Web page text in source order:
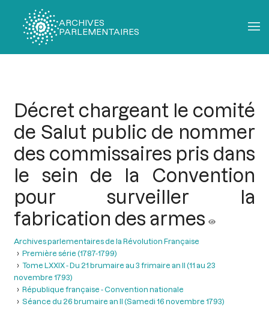
ARCHIVES
PARLEMENTAIRES
Décret chargeant le comité
de Salut public de nommer
des commissaires pris dans
le sein de la Convention
pour surveiller la
fabrication des armes
Archives parlementaires de la Révolution Française
Première série (1787-1799)
Tome LXXIX - Du 21 brumaire au 3 frimaire an II (11 au 23
novembre 1793)
République française - Convention nationale
Séance du 26 brumaire an II (Samedi 16 novembre 1793)